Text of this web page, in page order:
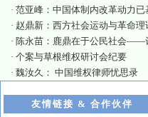
· 范亚峰：中国体制内改革动力已
· 赵鼎新：西方社会运动与革命
· 陈永苗：鹿鼎在于公民社会——
· 个案与草根维权研讨会纪要
· 魏汝久： 中国维权律师忧思录
友情链接 & 合作伙伴